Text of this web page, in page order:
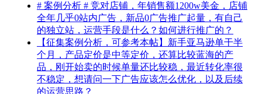
# 案例分析 # 竞对店铺，年销售额1200w美金，店铺
全年几乎0站内广告，新品0广告推广起量，有自己
的独立站，运营手段是什么？如何进行推广的？
【征集案例分析，可参考本帖】新手亚马逊单干半
个月，产品定价是中等定价，还算比较蓝海的产
品，刚开始卖的时候单量还比较稳，最近转化率很
不稳定，想请问一下广告应该怎么优化，以及后续
的运营思路？